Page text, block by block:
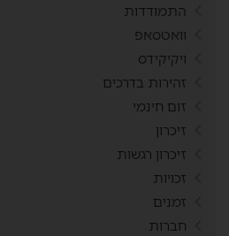
התמודדות
וואטסאפ
ויקיקידס
זהירות בדרכים
זום חינמי
זיכרון
זיכרון רגשות
זכויות
זמנים
חברות